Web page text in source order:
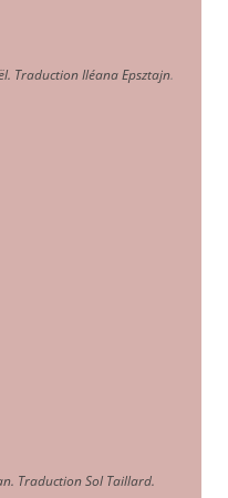
Traduction Iléana Epsztajn.
Traduction Sol Taillard.